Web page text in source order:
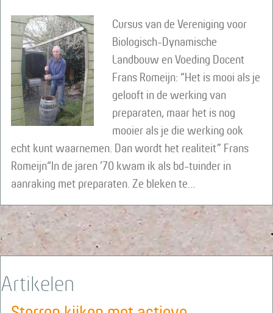
Cursus van de Vereniging voor
Biologisch-Dynamische
Landbouw en Voeding Docent
Frans Romeijn: “Het is mooi als je
gelooft in de werking van
preparaten, maar het is nog
mooier als je die werking ook
echt kunt waarnemen. Dan wordt het realiteit” Frans
Romeijn“In de jaren ’70 kwam ik als bd-tuinder in
aanraking met preparaten. Ze bleken te…
Artikelen